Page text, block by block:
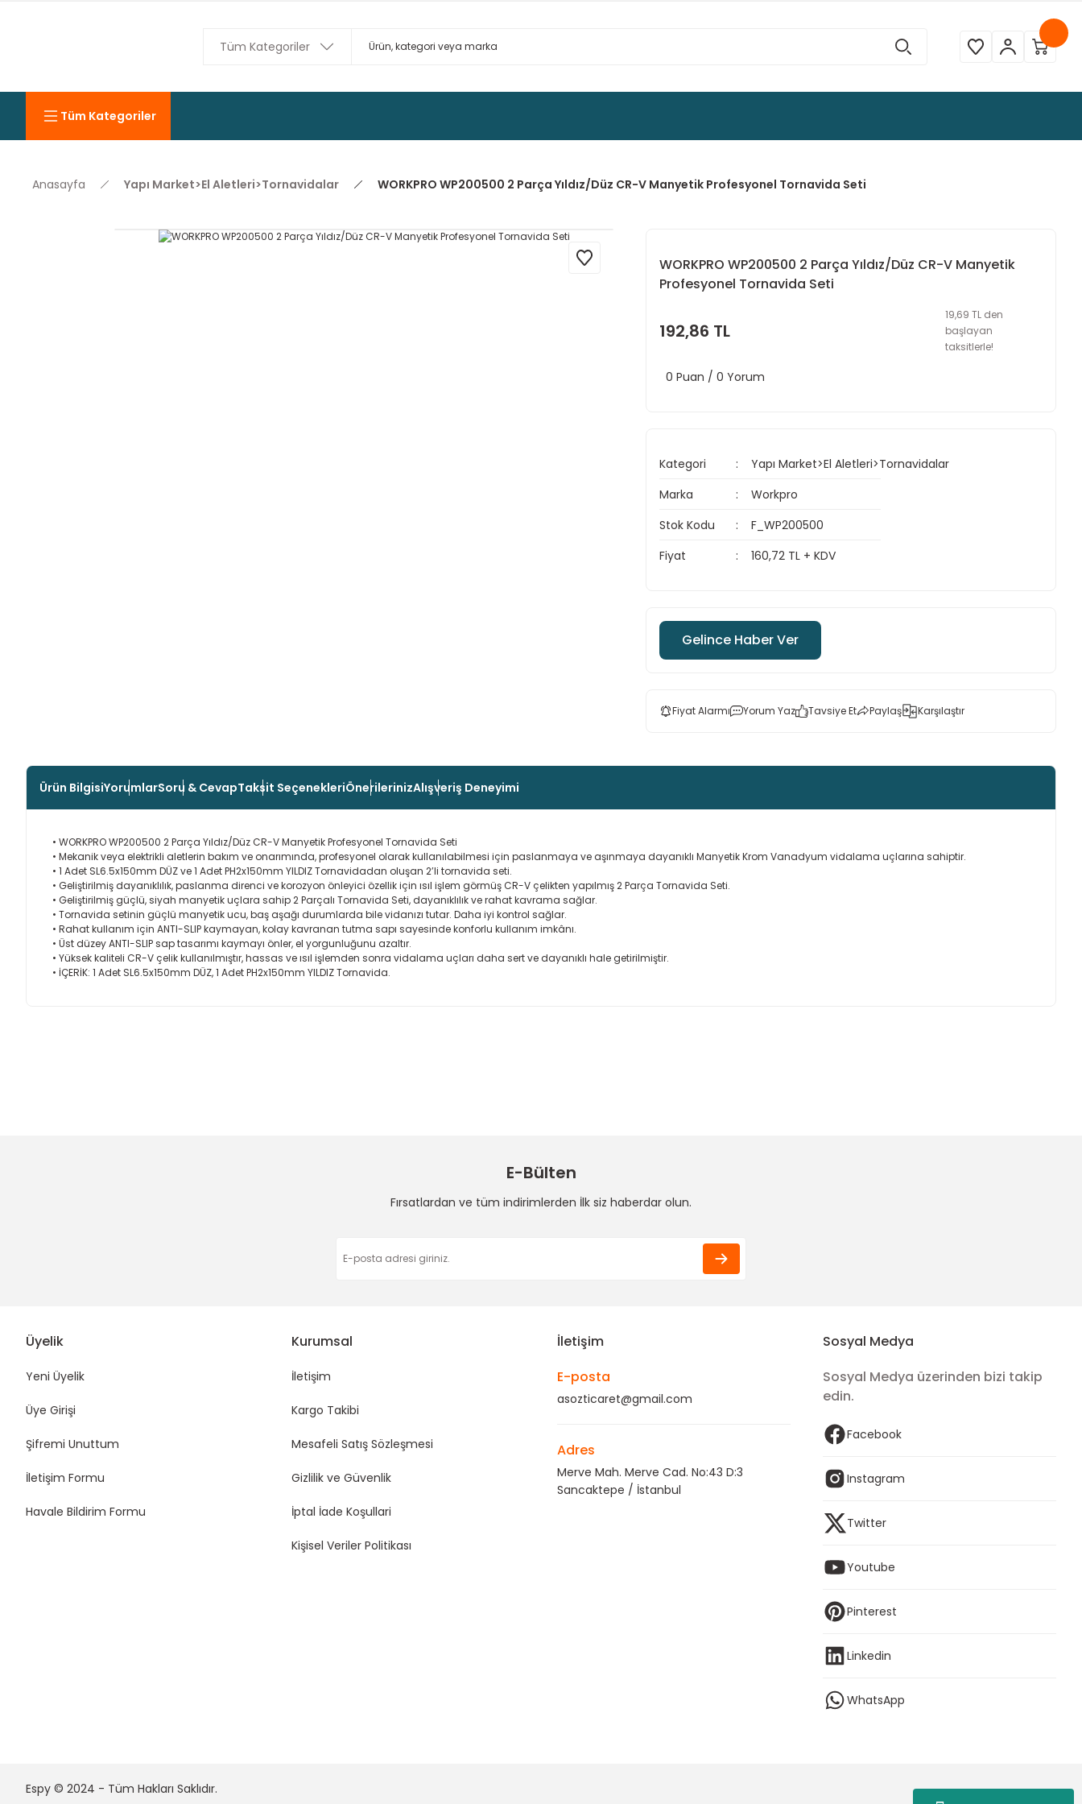
Tüm Kategoriler
Anasayfa Yapı Market>El Aletleri>Tornavidalar WORKPRO WP200500 2 Parça Yıldız/Düz CR-V Manyetik Profesyonel Tornavida Seti
WORKPRO WP200500 2 Parça Yıldız/Düz CR-V Manyetik
Profesyonel Tornavida Seti
192,86 TL
19,69 TL den
başlayan
taksitlerle!
0 Puan / 0 Yorum
Kategori
Yapı Market>El Aletleri>Tornavidalar
Marka
Workpro
Stok Kodu
F_WP200500
Fiyat
160,72 TL + KDV
Gelince Haber Ver
Fiyat Alarmı Yorum Yaz Tavsiye Et Paylaş Karşılaştır
Ürün BilgisiYorumlarSoru & CevapTaksit SeçenekleriÖnerilerinizAlışveriş Deneyimi
• WORKPRO WP200500 2 Parça Yıldız/Düz CR-V Manyetik Profesyonel Tornavida Seti
• Mekanik veya elektrikli aletlerin bakım ve onarımında, profesyonel olarak kullanılabilmesi için paslanmaya ve aşınmaya dayanıklı Manyetik Krom Vanadyum vidalama uçlarına sahiptir.
• 1 Adet SL6.5x150mm DÜZ ve 1 Adet PH2x150mm YILDIZ Tornavidadan oluşan 2’li tornavida seti.
• Geliştirilmiş dayanıklılık, paslanma direnci ve korozyon önleyici özellik için ısıl işlem görmüş CR-V çelikten yapılmış 2 Parça Tornavida Seti.
• Geliştirilmiş güçlü, siyah manyetik uçlara sahip 2 Parçalı Tornavida Seti, dayanıklılık ve rahat kavrama sağlar.
• Tornavida setinin güçlü manyetik ucu, baş aşağı durumlarda bile vidanızı tutar. Daha iyi kontrol sağlar.
• Rahat kullanım için ANTI-SLIP kaymayan, kolay kavranan tutma sapı sayesinde konforlu kullanım imkânı.
• Üst düzey ANTI-SLIP sap tasarımı kaymayı önler, el yorgunluğunu azaltır.
• Yüksek kaliteli CR-V çelik kullanılmıştır, hassas ve ısıl işlemden sonra vidalama uçları daha sert ve dayanıklı hale getirilmiştir.
• İÇERİK: 1 Adet SL6.5x150mm DÜZ, 1 Adet PH2x150mm YILDIZ Tornavida.
E-Bülten
Fırsatlardan ve tüm indirimlerden İlk siz haberdar olun.
Üyelik
Yeni Üyelik
Üye Girişi
Şifremi Unuttum
İletişim Formu
Havale Bildirim Formu
Kurumsal
İletişim
Kargo Takibi
Mesafeli Satış Sözleşmesi
Gizlilik ve Güvenlik
İptal İade Koşullari
Kişisel Veriler Politikası
İletişim
E-posta
asozticaret@gmail.com
Adres
Merve Mah. Merve Cad. No:43 D:3
Sancaktepe / İstanbul
Sosyal Medya
Sosyal Medya üzerinden bizi takip
edin.
Facebook
Instagram
Twitter
Youtube
Pinterest
Linkedin
WhatsApp
Espy © 2024 - Tüm Hakları Saklıdır.